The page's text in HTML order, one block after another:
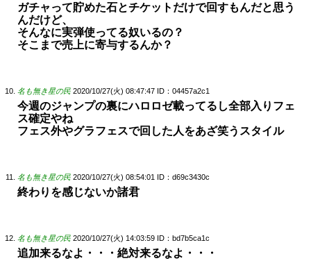
ガチャって貯めた石とチケットだけで回すもんだと思う
んだけど、
そんなに実弾使ってる奴いるの？
そこまで売上に寄与するんか？
名も無き星の民 2020/10/27(火) 08:47:47 ID：04457a2c1
今週のジャンプの裏にハロロゼ載ってるし全部入りフェ
ス確定やね
フェス外やグラフェスで回した人をあざ笑うスタイル
名も無き星の民 2020/10/27(火) 08:54:01 ID：d69c3430c
終わりを感じないか諸君
名も無き星の民 2020/10/27(火) 14:03:59 ID：bd7b5ca1c
追加来るなよ・・・絶対来るなよ・・・